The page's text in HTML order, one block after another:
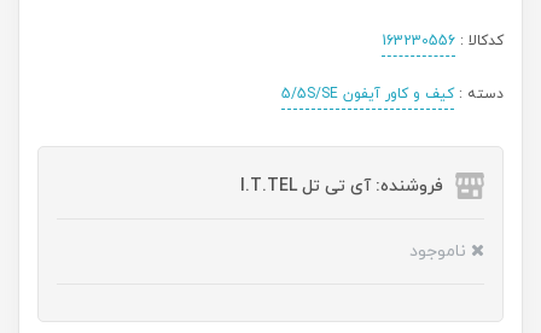
کدکالا : 163230556
دسته :کیف و کاور آیفون 5/5S/SE
فروشنده: آی تی تل I.T.TEL
ناموجود